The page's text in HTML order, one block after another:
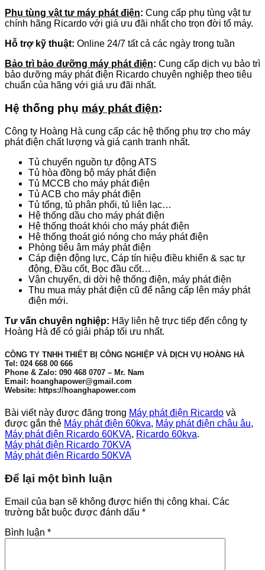
Phụ tùng vật tư máy phát điện: Cung cấp phụ tùng vật tư
chính hãng Ricardo với giá ưu đãi nhất cho trọn đời tổ máy.
Hỗ trợ kỹ thuật: Online 24/7 tất cả các ngày trong tuần
Bảo trì bảo đưỡng máy phát điện: Cung cấp dịch vụ bảo trì
bảo dưỡng máy phát điện Ricardo chuyên nghiệp theo tiêu
chuẩn của hãng với giá ưu đãi nhất.
Hệ thống phụ máy phát điện:
Công ty Hoàng Hà cung cấp các hệ thống phụ trợ cho máy
phát điện chất lượng và giá cạnh tranh nhất.
Tủ chuyển nguồn tự động ATS
Tủ hòa đồng bộ máy phát điện
Tủ MCCB cho máy phát điện
Tủ ACB cho máy phát điện
Tủ tổng, tủ phân phối, tủ liên lạc…
Hệ thống dầu cho máy phát điện
Hệ thống thoát khói cho máy phát điện
Hệ thống thoát gió nóng cho máy phát điện
Phòng tiêu âm máy phát điện
Cáp điện động lực, Cáp tín hiệu điều khiển & sạc tự
động, Đầu cốt, Bọc đầu cốt…
Vận chuyển, di dời hệ thống điện, máy phát điện
Thu mua máy phát điện cũ để nâng cấp lên máy phát
điện mới.
Tư vấn chuyên nghiệp: Hãy liên hệ trực tiếp đến công ty
Hoàng Hà để có giải pháp tối ưu nhất.
CÔNG TY TNHH THIẾT BỊ CÔNG NGHIỆP VÀ DỊCH VỤ HOÀNG HÀ
Tel: 024 668 00 666
Phone & Zalo: 090 468 0707 – Mr. Nam
Email: hoanghapower@gmail.com
Website: https://hoanghapower.com
Bài viết này được đăng trong Máy phát điện Ricardo và
được gắn thẻ Máy phát điện 60kva, Máy phát điện châu âu,
Máy phát điện Ricardo 60KVA, Ricardo 60kva.
Máy phát điện Ricardo 70KVA
Máy phát điện Ricardo 50KVA
Để lại một bình luận
Email của bạn sẽ không được hiển thị công khai. Các
trường bắt buộc được đánh dấu *
Bình luận *